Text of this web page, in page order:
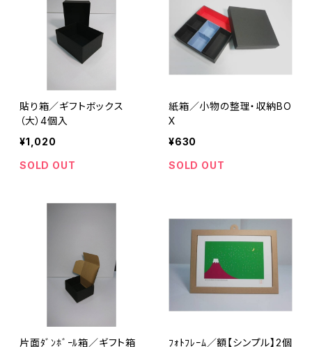
貼り箱／ギフトボックス
（大）4個入
¥1,020
SOLD OUT
紙箱／小物の整理・収納BO
X
¥630
SOLD OUT
片面ﾀﾞﾝﾎﾞｰﾙ箱／ギフト箱
ﾌｫﾄﾌﾚｰﾑ／額【シンプル】2個